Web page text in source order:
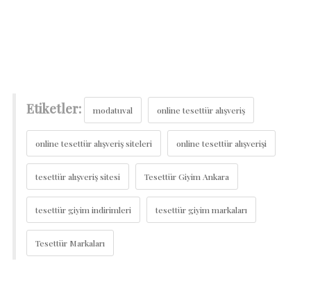
Etiketler: modatuval online tesettür alışveriş
online tesettür alışveriş siteleri online tesettür alışverişi
tesettür alışveriş sitesi Tesettür Giyim Ankara
tesettür giyim indirimleri tesettür giyim markaları
Tesettür Markaları